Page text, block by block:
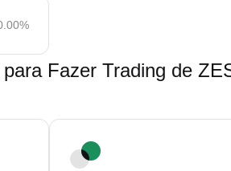
%
Fazer Trading de